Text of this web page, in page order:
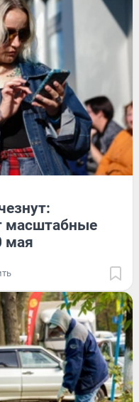
масштабные
мая